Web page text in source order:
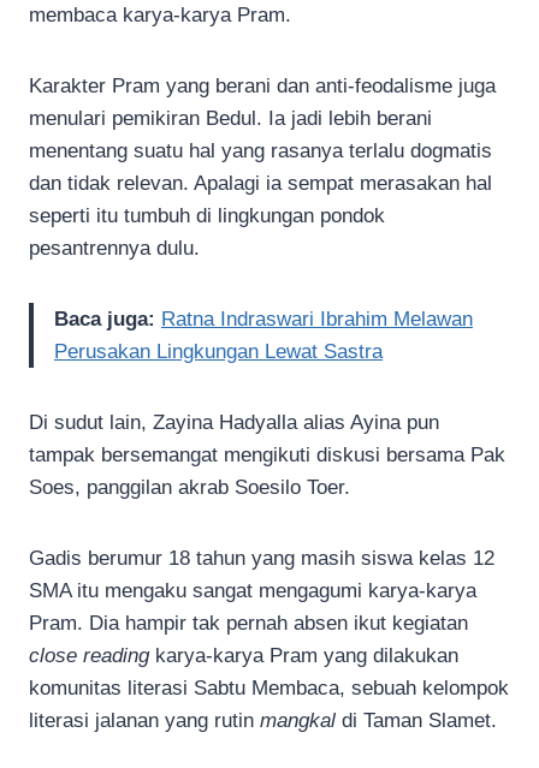
membaca karya-karya Pram.
Karakter Pram yang berani dan anti-feodalisme juga
menulari pemikiran Bedul. Ia jadi lebih berani
menentang suatu hal yang rasanya terlalu dogmatis
dan tidak relevan. Apalagi ia sempat merasakan hal
seperti itu tumbuh di lingkungan pondok
pesantrennya dulu.
Baca juga: Ratna Indraswari Ibrahim Melawan
Perusakan Lingkungan Lewat Sastra
Di sudut lain, Zayina Hadyalla alias Ayina pun
tampak bersemangat mengikuti diskusi bersama Pak
Soes, panggilan akrab Soesilo Toer.
Gadis berumur 18 tahun yang masih siswa kelas 12
SMA itu mengaku sangat mengagumi karya-karya
Pram. Dia hampir tak pernah absen ikut kegiatan
close readingkarya-karya Pram yang dilakukan
komunitas literasi Sabtu Membaca, sebuah kelompok
literasi jalanan yang rutin mangkal di Taman Slamet.